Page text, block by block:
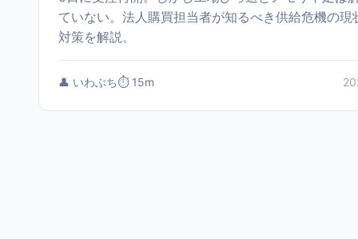
ていない。法人購買担当者が知るべき供給危機の現
対策を解説。
👤 いわぶち⏱️ 15m